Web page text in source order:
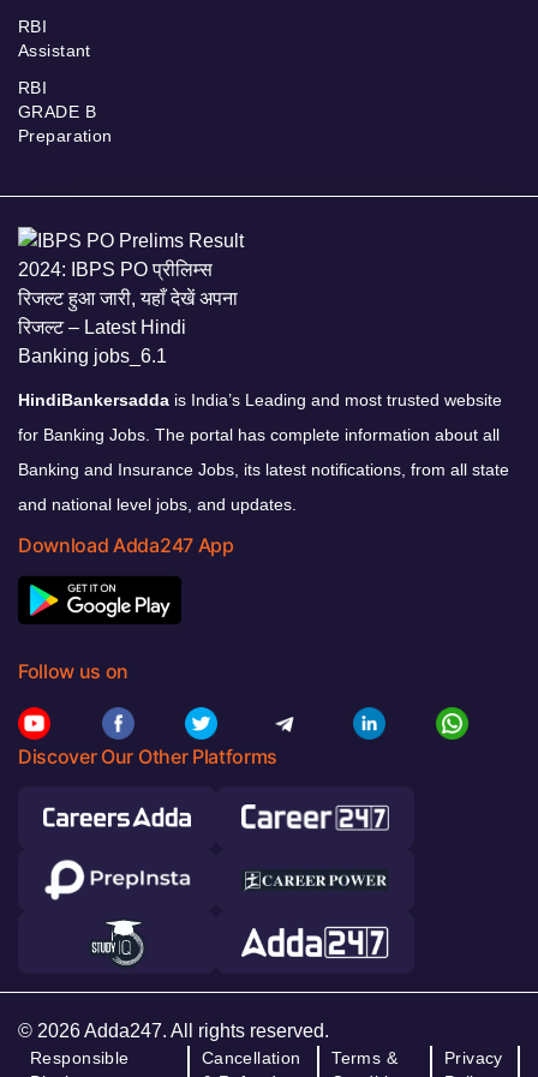
RBI
Assistant
RBI
GRADE B
Preparation
HindiBankersadda is India’s Leading and most trusted website
for Banking Jobs. The portal has complete information about all
Banking and Insurance Jobs, its latest notifications, from all state
and national level jobs, and updates.
Download Adda247 App
Follow us on
Discover Our Other Platforms
© 2026 Adda247. All rights reserved.
Responsible
Cancellation
Terms &
Privacy